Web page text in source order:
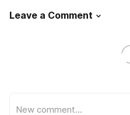
Leave a Comment